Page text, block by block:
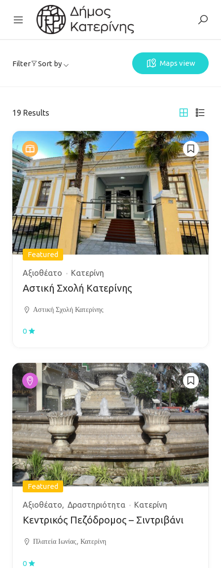
Filter Sort by Maps view
19 Results
Featured
Αξιοθέατο Κατερίνη
Αστική Σχολή Κατερίνης
Αστική Σχολή Κατερίνης
0
Featured
Αξιοθέατο Δραστηριότητα Κατερίνη
Κεντρικός Πεζόδρομος – Σιντριβάνι
Πλατεία Ιωνίας, Κατερίνη
0